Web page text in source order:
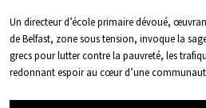
Un directeur d’école primaire dévoué,
de Belfast, zone sous tension, invoque la
grecs pour lutter contre la pauvreté, les
redonnant espoir au cœur d’une